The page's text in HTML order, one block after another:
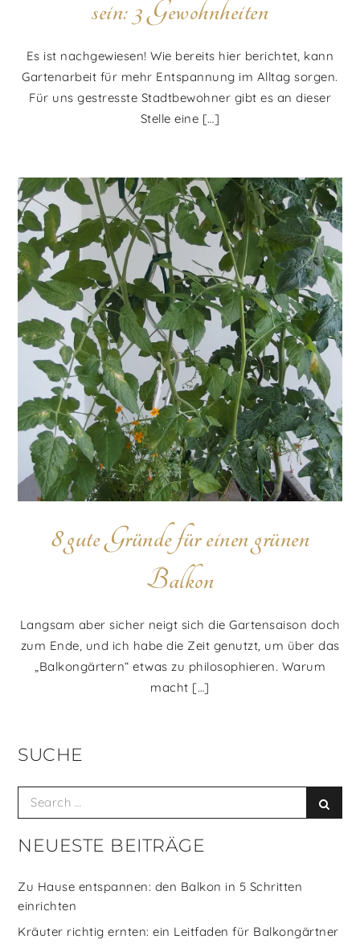
sein: 3 Gewohnheiten
Es ist nachgewiesen! Wie bereits hier berichtet, kann
Gartenarbeit für mehr Entspannung im Alltag sorgen.
Für uns gestresste Stadtbewohner gibt es an dieser
Stelle eine […]
8 gute Gründe für einen grünen
Balkon
Langsam aber sicher neigt sich die Gartensaison doch
zum Ende, und ich habe die Zeit genutzt, um über das
„Balkongärtern“ etwas zu philosophieren. Warum
macht […]
SUCHE
Search
for:
NEUESTE BEITRÄGE
Zu Hause entspannen: den Balkon in 5 Schritten
einrichten
Kräuter richtig ernten: ein Leitfaden für Balkongärtner